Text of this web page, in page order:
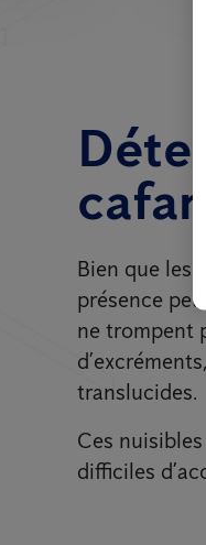
Bien que les
présence
ne trompent
translucides.
Ces
difficiles